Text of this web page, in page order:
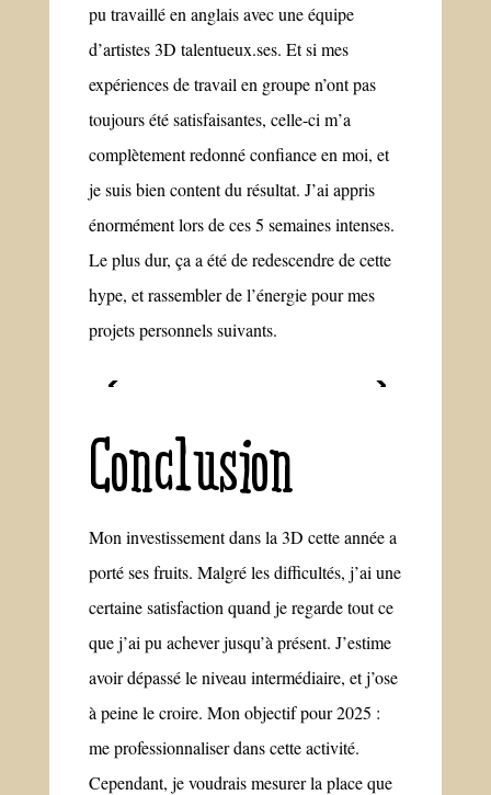
pu travaillé en anglais avec une équipe
d’artistes 3D talentueux.ses. Et si mes
expériences de travail en groupe n’ont pas
toujours été satisfaisantes, celle-ci m’a
complètement redonné confiance en moi, et
je suis bien content du résultat. J’ai appris
énormément lors de ces 5 semaines intenses.
Le plus dur, ça a été de redescendre de cette
hype, et rassembler de l’énergie pour mes
projets personnels suivants.
Conclusion
Mon investissement dans la 3D cette année a
porté ses fruits. Malgré les difficultés, j’ai une
certaine satisfaction quand je regarde tout ce
que j’ai pu achever jusqu’à présent. J’estime
avoir dépassé le niveau intermédiaire, et j’ose
à peine le croire. Mon objectif pour 2025 :
me professionnaliser dans cette activité.
Cependant, je voudrais mesurer la place que